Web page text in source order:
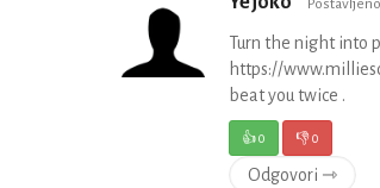
Turn the night into
https://
beat you twice .
👍0 👎0
Odgovori ⇾